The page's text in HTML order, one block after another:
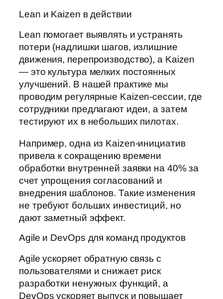
Lean и Kaizen в действии
Lean помогает выявлять и устранять
потери (надлишки шагов, излишние
движения, перепроизводство), а Kaizen
— это культура мелких постоянных
улучшений. В нашей практике мы
проводим регулярные Kaizen-сессии, где
сотрудники предлагают идеи, а затем
тестируют их в небольших пилотах.
Например, одна из Kaizen-инициатив
привела к сокращению времени
обработки внутренней заявки на 40% за
счет упрощения согласований и
внедрения шаблонов. Такие изменения
не требуют больших инвестиций, но
дают заметный эффект.
Agile и DevOps для команд продуктов
Agile ускоряет обратную связь с
пользователями и снижает риск
разработки ненужных функций, а
DevOps ускоряет выпуск и повышает